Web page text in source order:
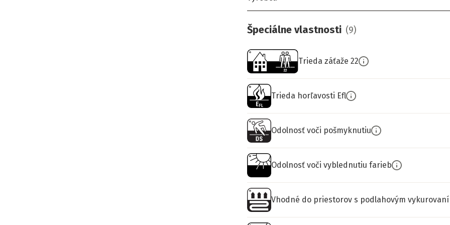
Špeciálne vlastnosti (9)
Trieda záťaže 22
Trieda horľavosti Efl
Odolnosť voči pošmyknutiu
Odolnosť voči vyblednutiu farieb
Vhodné do priestorov s podlahovým